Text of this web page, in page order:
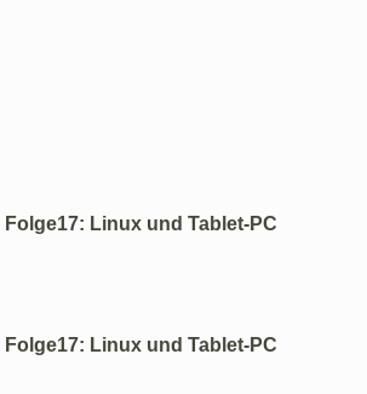
Folge17: Linux und Tablet-PC
Folge17: Linux und Tablet-PC